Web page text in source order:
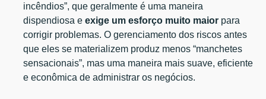
incêndios”, que geralmente é uma maneira
dispendiosa eexige um esforço muito maior para
corrigir problemas. O gerenciamento dos riscos antes
que eles se materializem produz menos “manchetes
sensacionais”, mas uma maneira mais suave, eficiente
e econômica de administrar os negócios.